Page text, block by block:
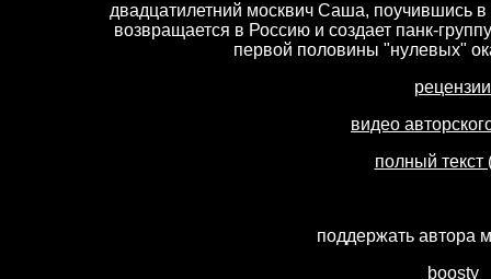
двадцатилетний москвич Саша, поучившись
возвращается в Россию и создает панк-
первой половины "нулевых"
рецензии
видео
полный текст
поддержать автора
boosty